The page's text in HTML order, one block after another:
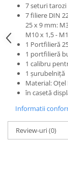
7 seturi tarozi
7 filiere DIN
25 x 9 mm:
M10 x 1,5 -
1 Portfilieră
1 portfilieră
1 calibru
1 şurubelniţă
Material: Oţel
în casetă
Informatii
Review-uri(0)